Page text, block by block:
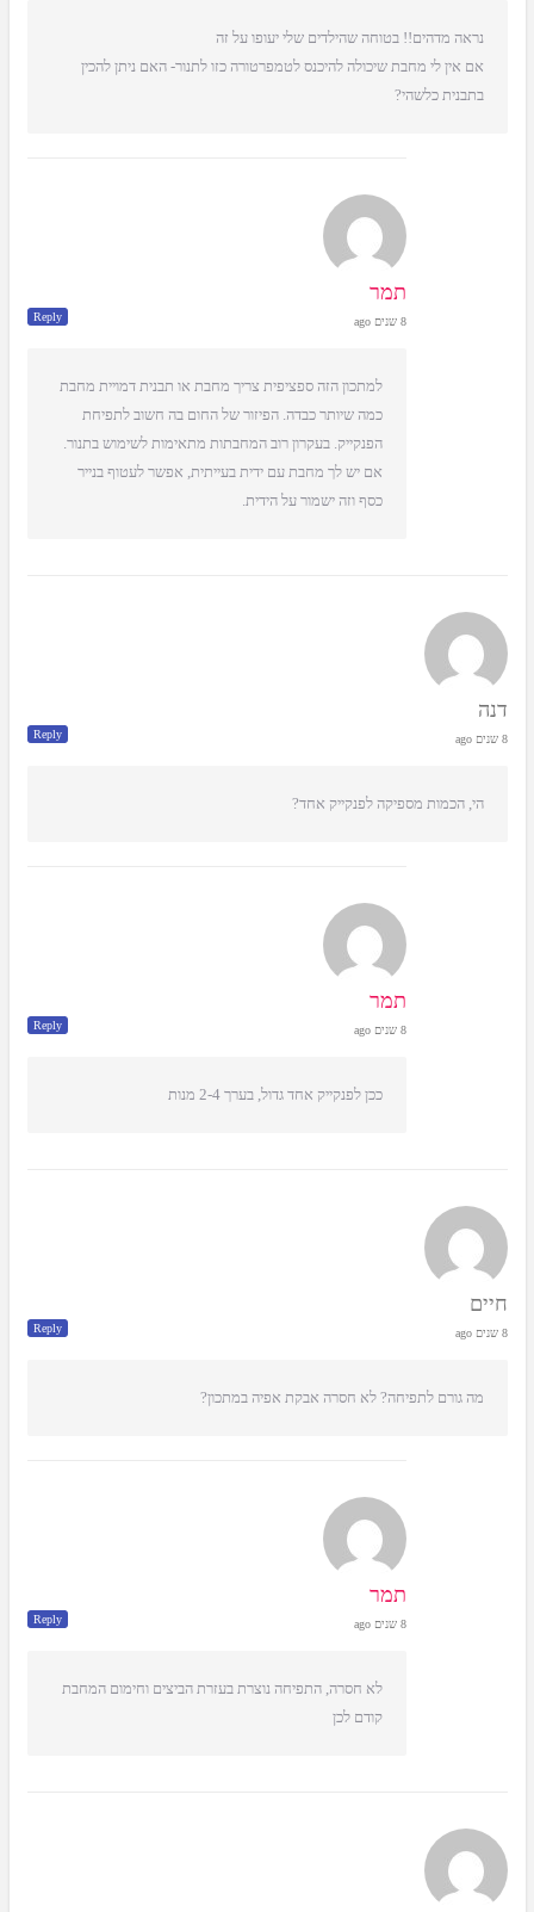
נראה מדהים!! בטוחה שהילדים שלי יעופו על זה
אם אין לי מחבת שיכולה להיכנס לטמפרטורה כזו לתנור- האם ניתן להכין
בתבנית כלשהי?
תמר
8 שנים ago Reply
למתכון הזה ספציפית צריך מחבת או תבנית דמויית מחבת
כמה שיותר כבדה. הפיזור של החום בה חשוב לתפיחת
הפנקייק. בעקרון רוב המחבתות מתאימות לשימוש בתנור.
אם יש לך מחבת עם ידית בעייתית, אפשר לעטוף בנייר
כסף וזה ישמור על הידית.
דנה
8 שנים ago Reply
הי, הכמות מספיקה לפנקייק אחד?
תמר
8 שנים ago Reply
ככן לפנקייק אחד גדול, בערך 2-4 מנות
חיים
8 שנים ago Reply
מה גורם לתפיחה? לא חסרה אבקת אפיה במתכון?
תמר
8 שנים ago Reply
לא חסרה, התפיחה נוצרת בעזרת הביצים וחימום המחבת
קודם לכן